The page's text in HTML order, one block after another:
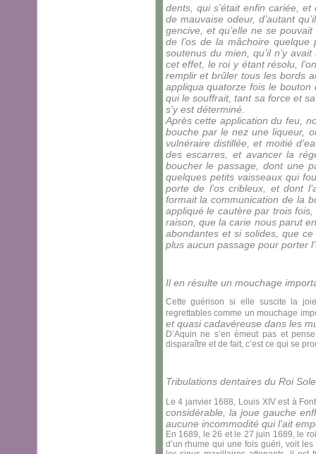
dents, qui s’était enfin cariée,
de mauvaise odeur, d’autant
gencive, et qu’elle ne se
de l’os de la mâchoire
soutenus du mien, qu’il n’y
cet effet, le roi y étant résolu,
remplir et brûler tous les bords
appliqua quatorze fois le bouton
qui le souffrait, tant sa force et
s’y est déterminé.
Après cette application du feu,
bouche par le nez une liqueur,
vulnéraire distillée, et moitié
des escarres, et avancer la
boucher le passage, dont une
quelques petits vaisseaux qui
porte de l’os cribleux, et dont
formait la communication de la
appliqué le cautère par trois
raison, que la carie nous parut
abondantes et si solides, que
plus aucun passage pour porter
Il en résulte un mouchage
Cette guérison si elle suscite la
regrettables comme un mouchage
et quasi cadavéreuse dans les
D’Aquin ne s’en émeut pas et
disparaître et de fait, c’est ce qui se
Tribulations dentaires du Roi
Le 4 janvier 1688, Louis XIV est à
considérable, la joue gauche
aucune incommodité qui l’ait
En 1689, le 26 et le 27 juin 1689, le
d’un rhume qui une fois guéri, voit